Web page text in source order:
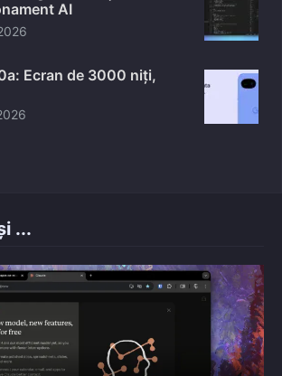
AI
Ecran de 3000 niți,
...